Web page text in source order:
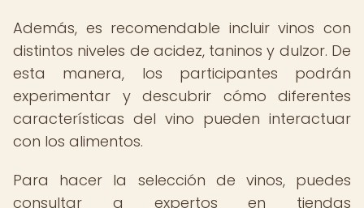
Además, es recomendable incluir vinos con
distintos niveles de acidez, taninos y dulzor. De
esta manera, los participantes podrán
experimentar y descubrir cómo diferentes
características del vino pueden interactuar
con los alimentos.
Para hacer la selección de vinos, puedes
consultar a expertos en tiendas